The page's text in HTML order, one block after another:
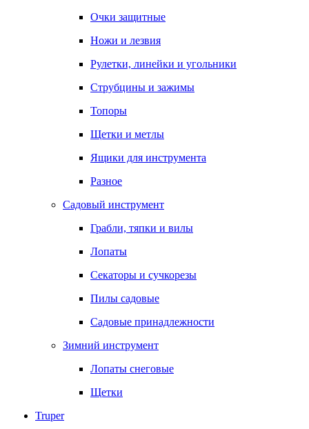
Очки защитные
Ножи и лезвия
Рулетки, линейки и угольники
Струбцины и зажимы
Топоры
Щетки и метлы
Ящики для инструмента
Разное
Садовый инструмент
Грабли, тяпки и вилы
Лопаты
Секаторы и сучкорезы
Пилы садовые
Садовые принадлежности
Зимний инструмент
Лопаты снеговые
Щетки
Truper